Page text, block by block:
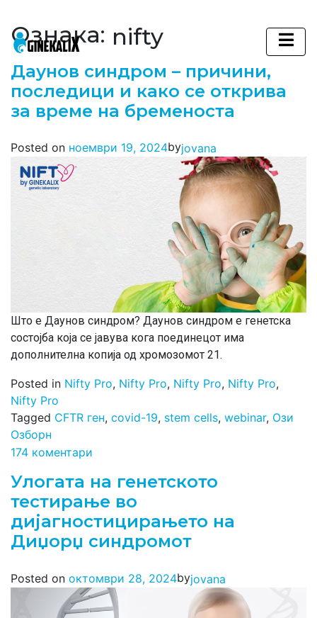
Main Navigation
Ознака: nifty
Даунов синдром – причини,
последици и како се открива
за време на бременоста
Posted on ноември 19, 2024byjovana
Што е Даунов синдром? Даунов синдром е генетска
состојба која се јавува кога поединецот има
дополнителна копија од хромозомот 21.
Posted in Nifty Pro, Nifty Pro, Nifty Pro, Nifty Pro,
Nifty Pro
Tagged CFTR ген, covid-19, stem cells, webinar, Ози
Озборн
174 коментари
Улогата на генетското
тестирање во
дијагностицирањето на
Диџорџ синдромот
Posted on октомври 28, 2024byjovana